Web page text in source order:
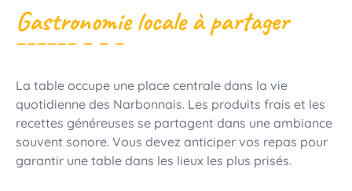
Gastronomie locale à partager
La table occupe une place centrale dans la vie
quotidienne des Narbonnais. Les produits frais et les
recettes généreuses se partagent dans une ambiance
souvent sonore. Vous devez anticiper vos repas pour
garantir une table dans les lieux les plus prisés.